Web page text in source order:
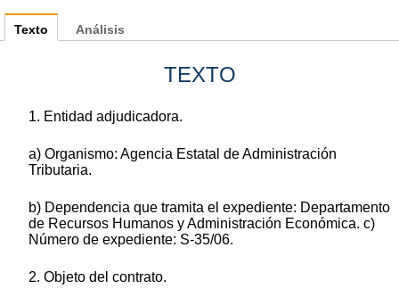
Texto
TEXTO
1. Entidad adjudicadora.
a) Organismo: Agencia Estatal de Administración
Tributaria.
b) Dependencia que tramita el expediente: Departamento
de Recursos Humanos y Administración Económica. c)
Número de expediente: S-35/06.
2. Objeto del contrato.
Análisis